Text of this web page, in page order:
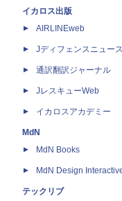
イカロス出版
AIRLINEweb
Jディフェンスニュー
通訳翻訳ジャーナル
JレスキューWeb
イカロスアカデミー
MdN
MdN Books
MdN Design
テックリブ